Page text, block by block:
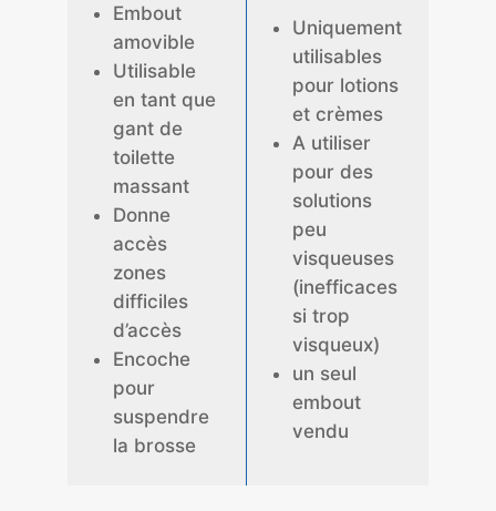
Embout
amovible
Utilisable
en tant que
gant de
toilette
massant
Donne
accès
zones
difficiles
d’accès
Encoche
pour
suspendre
la brosse
Uniquement
utilisables
pour lotions
et crèmes
A utiliser
pour des
solutions
peu
visqueuses
(inefficaces
si trop
visqueux)
un seul
embout
vendu